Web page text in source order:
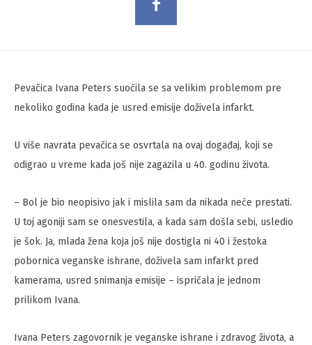
Pevačica Ivana Peters suočila se sa velikim problemom pre
nekoliko godina kada je usred emisije doživela infarkt.
U više navrata pevačica se osvrtala na ovaj događaj, koji se
odigrao u vreme kada još nije zagazila u 40. godinu života.
– Bol je bio neopisivo jak i mislila sam da nikada neće prestati.
U toj agoniji sam se onesvestila, a kada sam došla sebi, usledio
je šok. Ja, mlada žena koja još nije dostigla ni 40 i žestoka
pobornica veganske ishrane, doživela sam infarkt pred
kamerama, usred snimanja emisije – ispričala je jednom
prilikom Ivana.
Ivana Peters zagovornik je veganske ishrane i zdravog života, a